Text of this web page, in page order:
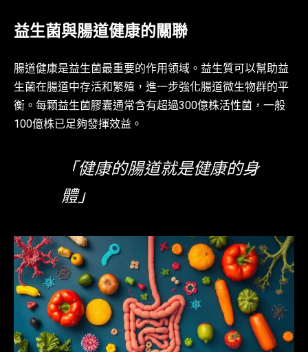
益生菌與腸道健康的關聯
腸道健康是益生菌最重要的作用領域。益生質可以幫助益
生菌在腸道中存活和繁殖，進一步強化腸道微生物群的平
衡。每顆益生菌膠囊通常含有超過300億株活性菌，一般
100億株已足夠發揮效益。
「健康的腸道就是健康的身
體」